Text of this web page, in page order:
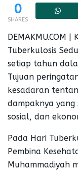
0
SHARES
DEMAKMU.COM
Tuberkulosis
setiap tahun
Tujuan
kesadaran
dampaknya yang
sosial, dan
Pada Hari
Pembina
Muhammadiyah